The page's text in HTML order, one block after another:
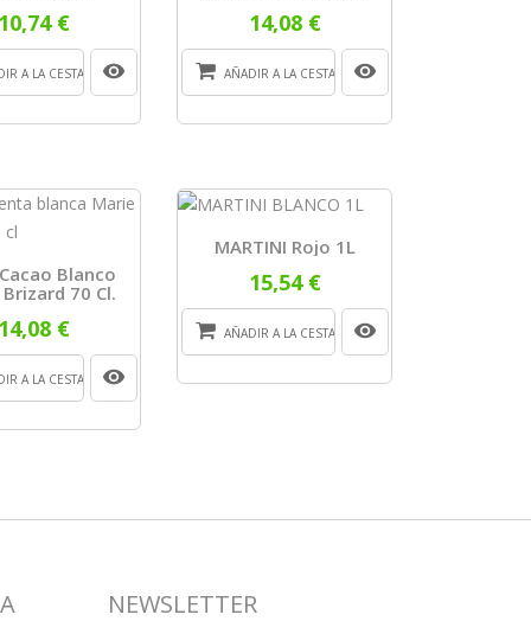
€
A LA CESTA
14,08 €
AÑADIR A LA CESTA
Blanco
70 Cl.
€
A LA CESTA
MARTINI Rojo 1L
15,54 €
AÑADIR A LA CESTA
NEWSLETTER